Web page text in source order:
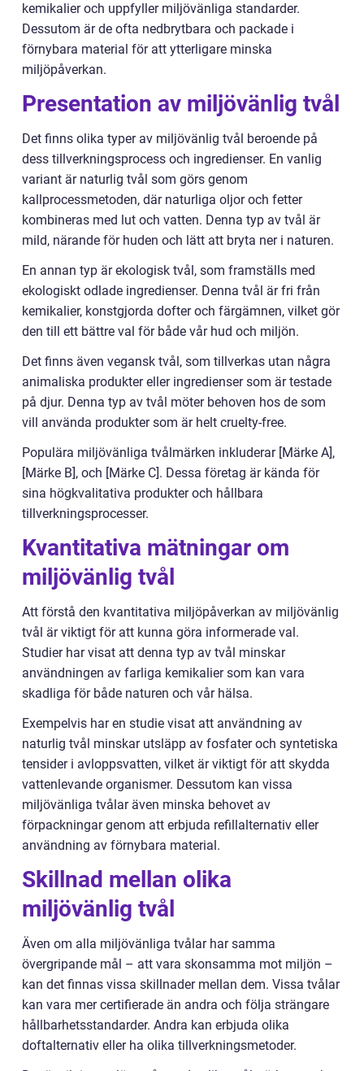
kemikalier och uppfyller miljövänliga standarder.
Dessutom är de ofta nedbrytbara och packade i
förnybara material för att ytterligare minska
miljöpåverkan.
Presentation av miljövänlig tvål
Det finns olika typer av miljövänlig tvål beroende på
dess tillverkningsprocess och ingredienser. En vanlig
variant är naturlig tvål som görs genom
kallprocessmetoden, där naturliga oljor och fetter
kombineras med lut och vatten. Denna typ av tvål är
mild, närande för huden och lätt att bryta ner i naturen.
En annan typ är ekologisk tvål, som framställs med
ekologiskt odlade ingredienser. Denna tvål är fri från
kemikalier, konstgjorda dofter och färgämnen, vilket gör
den till ett bättre val för både vår hud och miljön.
Det finns även vegansk tvål, som tillverkas utan några
animaliska produkter eller ingredienser som är testade
på djur. Denna typ av tvål möter behoven hos de som
vill använda produkter som är helt cruelty-free.
Populära miljövänliga tvålmärken inkluderar [Märke A],
[Märke B], och [Märke C]. Dessa företag är kända för
sina högkvalitativa produkter och hållbara
tillverkningsprocesser.
Kvantitativa mätningar om
miljövänlig tvål
Att förstå den kvantitativa miljöpåverkan av miljövänlig
tvål är viktigt för att kunna göra informerade val.
Studier har visat att denna typ av tvål minskar
användningen av farliga kemikalier som kan vara
skadliga för både naturen och vår hälsa.
Exempelvis har en studie visat att användning av
naturlig tvål minskar utsläpp av fosfater och syntetiska
tensider i avloppsvatten, vilket är viktigt för att skydda
vattenlevande organismer. Dessutom kan vissa
miljövänliga tvålar även minska behovet av
förpackningar genom att erbjuda refillalternativ eller
användning av förnybara material.
Skillnad mellan olika
miljövänlig tvål
Även om alla miljövänliga tvålar har samma
övergripande mål – att vara skonsamma mot miljön –
kan det finnas vissa skillnader mellan dem. Vissa tvålar
kan vara mer certifierade än andra och följa strängare
hållbarhetsstandarder. Andra kan erbjuda olika
doftalternativ eller ha olika tillverkningsmetoder.